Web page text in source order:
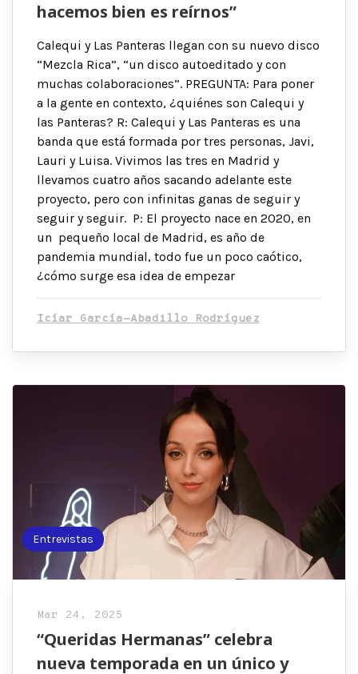
hacemos bien es reírnos”
Calequi y Las Panteras llegan con su nuevo disco
“Mezcla Rica”, “un disco autoeditado y con
muchas colaboraciones”. PREGUNTA: Para poner
a la gente en contexto, ¿quiénes son Calequi y
las Panteras? R: Calequi y Las Panteras es una
banda que está formada por tres personas, Javi,
Lauri y Luisa. Vivimos las tres en Madrid y
llevamos cuatro años sacando adelante este
proyecto, pero con infinitas ganas de seguir y
seguir y seguir. P: El proyecto nace en 2020, en
un pequeño local de Madrid, es año de
pandemia mundial, todo fue un poco caótico,
¿cómo surge esa idea de empezar
Icíar García-Abadillo Rodríguez
Entrevistas
Mar 24, 2025
“Queridas Hermanas” celebra
nueva temporada en un único y